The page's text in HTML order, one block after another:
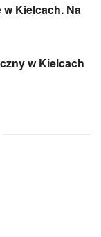
w Kielcach. Na
w Kielcach